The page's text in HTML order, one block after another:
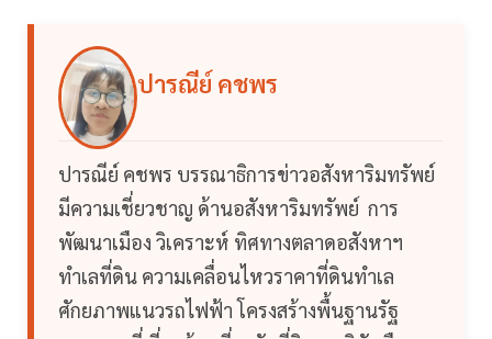
ปารณีย์ คชพร
ปารณีย์ คชพร บรรณาธิการข่าวอสังหาริมทรัพย์
มีความเชี่ยวชาญ ด้านอสังหาริมทรัพย์ การ
พัฒนาเมือง วิเคราะห์ ทิศทางตลาดอสังหาฯ
ทำเลที่ดิน ความเคลื่อนไหวราคาที่ดินทำเล
ศักยภาพแนวรถไฟฟ้า โครงสร้างพื้นฐานรัฐ